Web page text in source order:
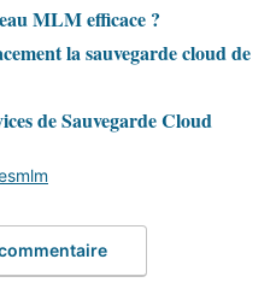
MLM efficace ?
la sauvegarde cloud de
de Sauvegarde Cloud